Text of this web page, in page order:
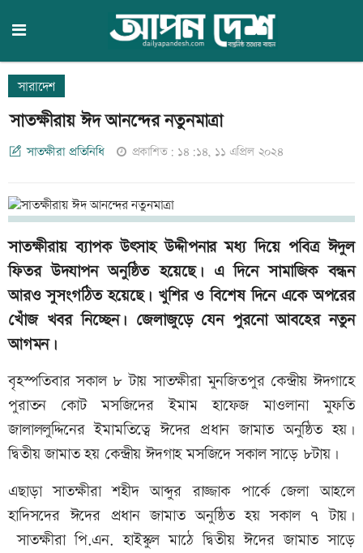
সারাদেশ
সাতক্ষীরায় ঈদ আনন্দের নতুনমাত্রা
সাতক্ষীরা প্রতিনিধি প্রকাশিত: ১৪:১৪, ১১ এপ্রিল ২০২৪
সাতক্ষীরায় ব্যাপক উৎসাহ উদ্দীপনার মধ্য দিয়ে পবিত্র ঈদুল
ফিতর উদযাপন অনুষ্ঠিত হয়েছে। এ দিনে সামাজিক বন্ধন
আরও সুসংগঠিত হয়েছে। খুশির ও বিশেষ দিনে একে অপরের
খোঁজ খবর নিচ্ছেন। জেলাজুড়ে যেন পুরনো আবহের নতুন
আগমন।
বৃহস্পতিবার সকাল ৮ টায় সাতক্ষীরা মুনজিতপুর কেন্দ্রীয় ঈদগাহে
পুরাতন কোট মসজিদের ইমাম হাফেজ মাওলানা মুফতি
জালাললুদ্দিনের ইমামতিত্বে ঈদের প্রধান জামাত অনুষ্ঠিত হয়।
দ্বিতীয় জামাত হয় কেন্দ্রীয় ঈদগাহ মসজিদে সকাল সাড়ে ৮টায়।
এছাড়া সাতক্ষীরা শহীদ আব্দুর রাজ্জাক পার্কে জেলা আহলে
হাদিসদের ঈদের প্রধান জামাত অনুষ্ঠিত হয় সকাল ৭ টায়।
সাতক্ষীরা পি.এন. হাইস্কুল মাঠে দ্বিতীয় ঈদের জামাত সাড়ে